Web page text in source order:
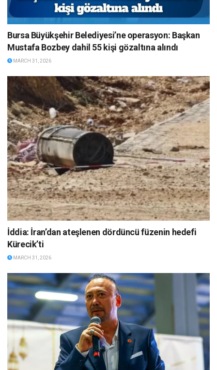
Bursa Büyükşehir Belediyesi’ne operasyon: Başkan
Mustafa Bozbey dahil 55 kişi gözaltına alındı
MARCH 31, 2026
İddia: İran’dan ateşlenen dördüncü füzenin hedefi
Kürecik’ti
MARCH 31, 2026